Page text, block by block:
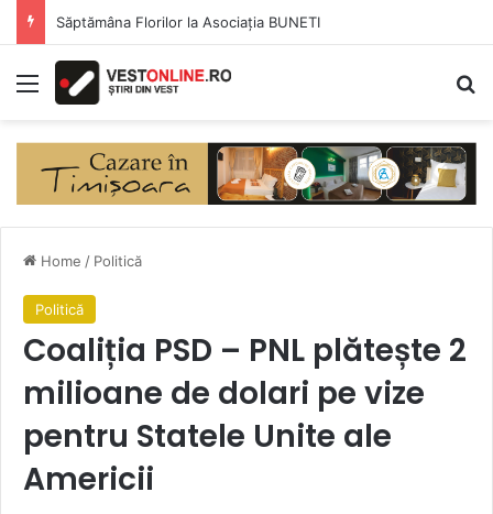
Săptămâna Florilor la Asociația BUNETI
Menu
Home / Politică
Politică
Coaliția PSD – PNL plătește 2
milioane de dolari pe vize
pentru Statele Unite ale
Americii